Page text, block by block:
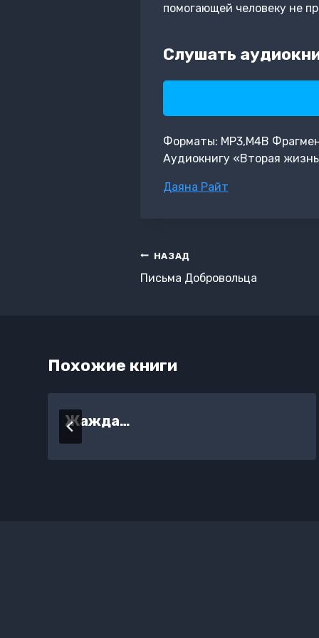
помогающей человеку не
Слушать
Форматы: MP3,M4B
Аудиокнигу «Вторая
Метки
Даяна Райт
Навигация
по
НАЗАД
Письма Добровольца
Похожие книги
Жажда…